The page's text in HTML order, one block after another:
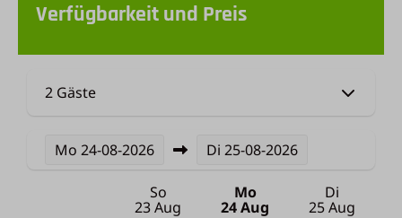
Verfügbarkeit und Preis
2 Gäste
Mo 24-08-2026 Di 25-08-2026
So
23 Aug
Mo
24 Aug
Di
25 Aug